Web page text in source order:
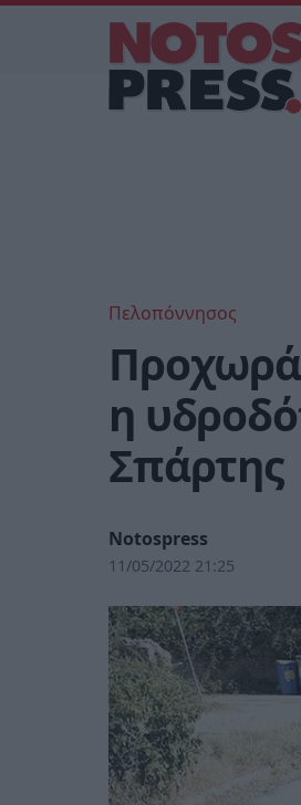
Πελοπόννησος
η
Σπάρτης
Notospress
11/05/2022 21:25